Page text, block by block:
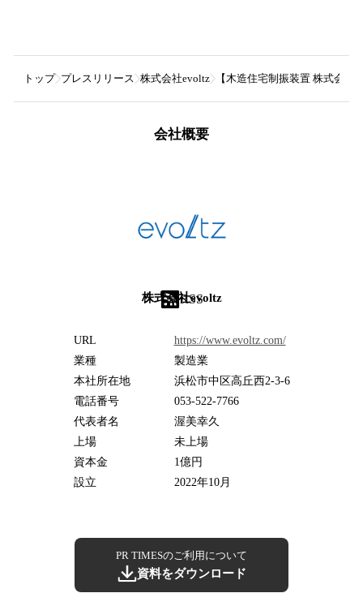
トップ プレスリリース 株式会社evoltz 【木造住宅制振装置 株式会
会社概要
株式会社evoltz
RSS
URL
https://www.evoltz.com/
業種
製造業
本社所在地
浜松市中区高丘西2-3-6
電話番号
053-522-7766
代表者名
渥美幸久
上場
未上場
資本金
1億円
設立
2022年10月
PR TIMESのご利用について
資料をダウンロード